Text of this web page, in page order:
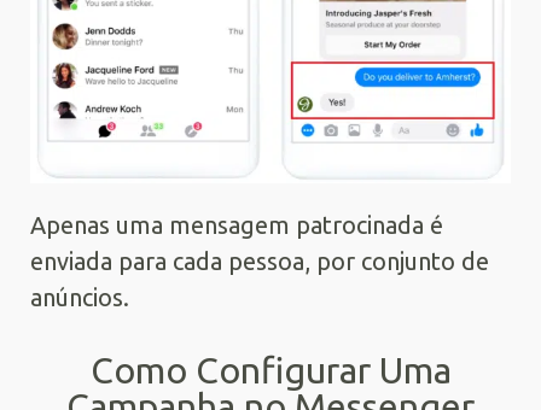
Apenas uma mensagem patrocinada é
enviada para cada pessoa, por conjunto de
anúncios.
Como Configurar Uma